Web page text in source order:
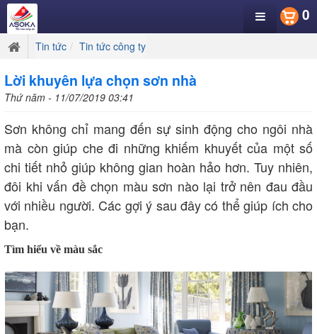
0
Tin tức Tin tức công ty
Lời khuyên lựa chọn sơn nhà
Thứ năm - 11/07/2019 03:41
Sơn không chỉ mang đến sự sinh động cho ngôi nhà
mà còn giúp che đi những khiếm khuyết của một số
chi tiết nhỏ giúp không gian hoàn hảo hơn. Tuy nhiên,
đôi khi vấn đề chọn màu sơn nào lại trở nên đau đầu
với nhiều người. Các gợi ý sau đây có thể giúp ích cho
bạn.
Tìm hiểu về màu sắc